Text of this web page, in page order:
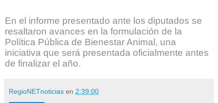
En el informe presentado ante los diputados se
resaltaron avances en la formulación de la
Política Pública de Bienestar Animal, una
iniciativa que será presentada oficialmente antes
de finalizar el año.
RegioNETnoticias en 2:39:00